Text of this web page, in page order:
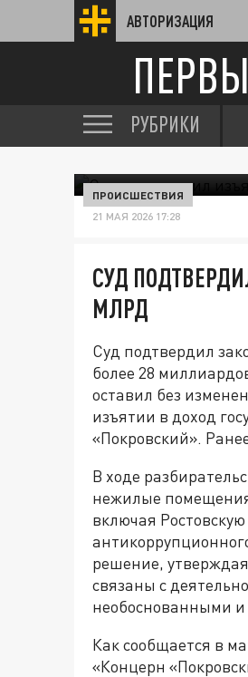
АВТОРИЗАЦИЯ
РУБРИКИ
ПРОИСШЕСТВИЯ
21 МАЯ 2026 17:28
СУД
МЛРД
Суд подтвердил
более 28
оставил без
изъятии в доход
«Покровский».
В ходе
нежилые
включая
решение,
связаны с
необоснованными и
Как сообщается в
«Концерн